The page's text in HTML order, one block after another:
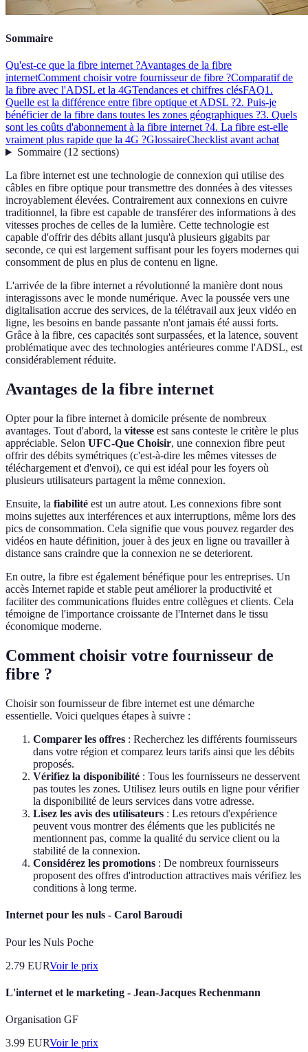
Sommaire
Qu'est-ce que la fibre internet ?Avantages de la fibre
internetComment choisir votre fournisseur de fibre ?Comparatif de
la fibre avec l'ADSL et la 4GTendances et chiffres clésFAQ1.
Quelle est la différence entre fibre optique et ADSL ?2. Puis-je
bénéficier de la fibre dans toutes les zones géographiques ?3. Quels
sont les coûts d'abonnement à la fibre internet ?4. La fibre est-elle
vraiment plus rapide que la 4G ?GlossaireChecklist avant achat
Sommaire(12 sections)
La fibre internet est une technologie de connexion qui utilise des
câbles en fibre optique pour transmettre des données à des vitesses
incroyablement élevées. Contrairement aux connexions en cuivre
traditionnel, la fibre est capable de transférer des informations à des
vitesses proches de celles de la lumière. Cette technologie est
capable d'offrir des débits allant jusqu'à plusieurs gigabits par
seconde, ce qui est largement suffisant pour les foyers modernes qui
consomment de plus en plus de contenu en ligne.
L'arrivée de la fibre internet a révolutionné la manière dont nous
interagissons avec le monde numérique. Avec la poussée vers une
digitalisation accrue des services, de la télétravail aux jeux vidéo en
ligne, les besoins en bande passante n'ont jamais été aussi forts.
Grâce à la fibre, ces capacités sont surpassées, et la latence, souvent
problématique avec des technologies antérieures comme l'ADSL, est
considérablement réduite.
Avantages de la fibre internet
Opter pour la fibre internet à domicile présente de nombreux
avantages. Tout d'abord, la vitesse est sans conteste le critère le plus
appréciable. Selon UFC-Que Choisir, une connexion fibre peut
offrir des débits symétriques (c'est-à-dire les mêmes vitesses de
téléchargement et d'envoi), ce qui est idéal pour les foyers où
plusieurs utilisateurs partagent la même connexion.
Ensuite, la fiabilité est un autre atout. Les connexions fibre sont
moins sujettes aux interférences et aux interruptions, même lors des
pics de consommation. Cela signifie que vous pouvez regarder des
vidéos en haute définition, jouer à des jeux en ligne ou travailler à
distance sans craindre que la connexion ne se deteriorent.
En outre, la fibre est également bénéfique pour les entreprises. Un
accès Internet rapide et stable peut améliorer la productivité et
faciliter des communications fluides entre collègues et clients. Cela
témoigne de l'importance croissante de l'Internet dans le tissu
économique moderne.
Comment choisir votre fournisseur de
fibre ?
Choisir son fournisseur de fibre internet est une démarche
essentielle. Voici quelques étapes à suivre :
Comparer les offres : Recherchez les différents fournisseurs
dans votre région et comparez leurs tarifs ainsi que les débits
proposés.
Vérifiez la disponibilité : Tous les fournisseurs ne desservent
pas toutes les zones. Utilisez leurs outils en ligne pour vérifier
la disponibilité de leurs services dans votre adresse.
Lisez les avis des utilisateurs : Les retours d'expérience
peuvent vous montrer des éléments que les publicités ne
mentionnent pas, comme la qualité du service client ou la
stabilité de la connexion.
Considérez les promotions : De nombreux fournisseurs
proposent des offres d'introduction attractives mais vérifiez les
conditions à long terme.
Internet pour les nuls - Carol Baroudi
Pour les Nuls Poche
2.79 EURVoir le prix
L'internet et le marketing - Jean-Jacques Rechenmann
Organisation GF
3.99 EURVoir le prix